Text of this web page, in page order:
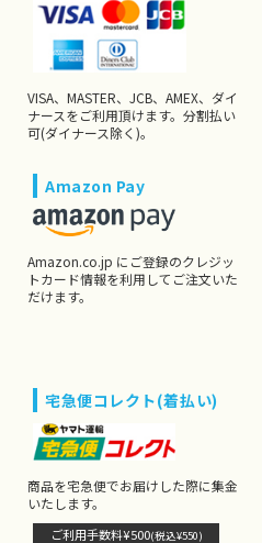
VISA、MASTER、JCB、AMEX、ダイ
ナースをご利用頂けます。分割払い
可(ダイナース除く)。
Amazon Pay
Amazon.co.jp にご登録のクレジッ
トカード情報を利用してご注文いた
だけます。
宅急便コレクト(着払い)
商品を宅急便でお届けした際に集金
いたします。
ご利用手数料¥500(税込¥550)